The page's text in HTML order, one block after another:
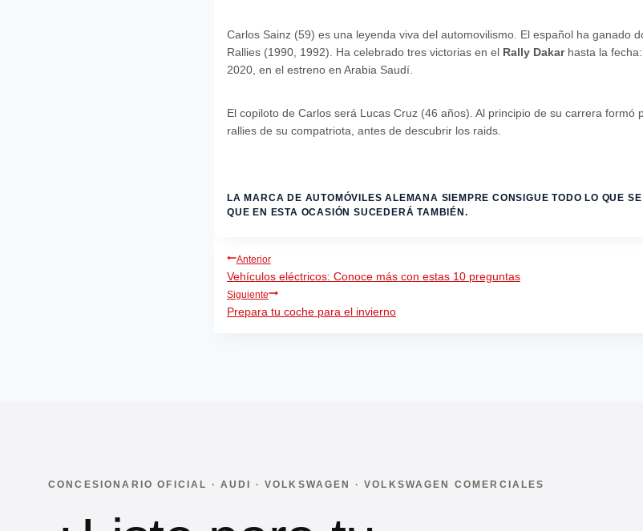
Carlos Sainz (59) es una leyenda viva del automovilismo. El español ha ganado
Rallies (1990, 1992). Ha celebrado tres victorias en el Rally Dakarhasta la
2020, en el estreno en Arabia Saudí.
El copiloto de Carlos será Lucas Cruz (46 años). Al principio de su carrera formó
rallies de su compatriota, antes de descubrir los raids.
LA MARCA DE AUTOMÓVILES ALEMANA SIEMPRE CONSIGUE TODO LO QUE
QUE EN ESTA OCASIÓN SUCEDERÁ TAMBIÉN.
Navegación
de
entradas
Anterior
Vehículos eléctricos: Conoce más con estas 10 preguntas
Siguiente
Prepara tu coche para el invierno
CONCESIONARIO OFICIAL · AUDI · VOLKSWAGEN · VOLKSWAGEN COMERCIALES